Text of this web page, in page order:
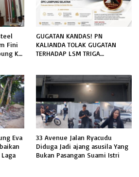
Fini
Ke
GUGATAN KANDAS! PN
KALIANDA TOLAK GUGATAN
TERHADAP LSM TRIGA
Eva
33 Avenue Jalan Ryacudu
Diduga Jadi ajang asusila Yang
Bukan Pasangan Suami Istri